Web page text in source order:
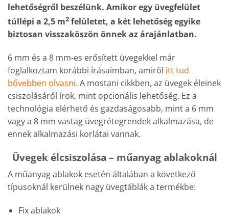
lehetőségről beszélünk. Amikor egy üvegfelület
túllépi a 2,5 m2 felületet, a két lehetőség egyike
biztosan visszaköszön önnek az árajánlatban.
6 mm és a 8 mm-es erősített üvegekkel már
foglalkoztam korábbi írásaimban, amiről itt tud
bővebben olvasni. A mostani cikkben, az üvegek éleinek
csiszolásáról írok, mint opcionális lehetőség. Ez a
technológia elérhető és gazdaságosabb, mint a 6 mm
vagy a 8 mm vastag üvegrétegrendek alkalmazása, de
ennek alkalmazási korlátai vannak.
Üvegek élcsiszolása – műanyag ablakoknál
A műanyag ablakok esetén általában a következő
típusoknál kerülnek nagy üvegtáblák a termékbe:
Fix ablakok